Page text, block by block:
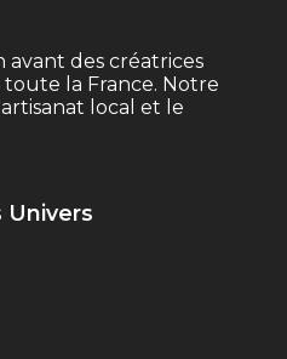
avant des créatrices
la France. Notre
local et le
Univers